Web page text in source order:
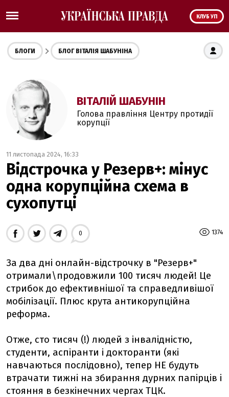
КЛУБ УП
БЛОГИ БЛОГ ВІТАЛІЯ ШАБУНІНА
ВІТАЛІЙ ШАБУНІН
Голова правління Центру протидії
корупції
11 листопада 2024, 16:33
Відстрочка у Резерв+: мінус
одна корупційна схема в
сухопутці
1374
0
За два дні онлайн-відстрочку в "Резерв+"
отримали\продовжили 100 тисяч людей! Це
стрибок до ефективнішої та справедливішої
мобілізації. Плюс крута антикорупційна
реформа.
Отже, сто тисяч (!) людей з інвалідністю,
студенти, аспіранти і докторанти (які
навчаються послідовно), тепер НЕ будуть
втрачати тижні на збирання дурних папірців і
стояння в безкінечних чергах ТЦК.